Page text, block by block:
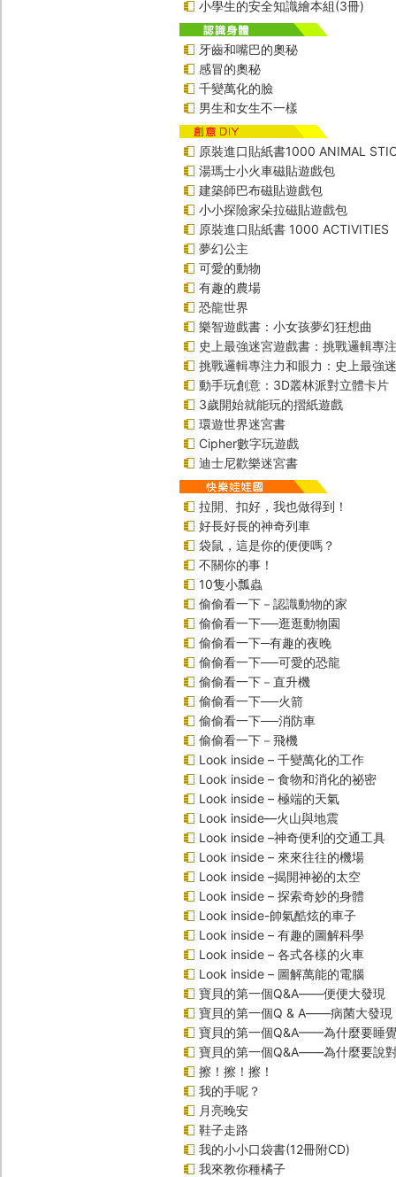
小學生的安全知識繪本組(3冊)
牙齒和嘴巴的奧秘
感冒的奧秘
千變萬化的臉
男生和女生不一樣
原裝進口貼紙書1000 ANIMAL
湯瑪士小火車磁貼遊戲包
建築師巴布磁貼遊戲包
小小探險家朵拉磁貼遊戲包
原裝進口貼紙書 1000 ACTIVITIES
夢幻公主
可愛的動物
有趣的農場
恐龍世界
樂智遊戲書：小女孩夢幻狂想曲
史上最強迷宮遊戲書：挑戰邏輯專
挑戰邏輯專注力和眼力：史上最強
動手玩創意：3D叢林派對立體卡片
3歲開始就能玩的摺紙遊戲
環遊世界迷宮書
Cipher數字玩遊戲
迪士尼歡樂迷宮書
拉開、扣好，我也做得到！
好長好長的神奇列車
袋鼠，這是你的便便嗎？
不關你的事！
10隻小瓢蟲
偷偷看一下－認識動物的家
偷偷看一下──逛逛動物園
偷偷看一下─有趣的夜晚
偷偷看一下──可愛的恐龍
偷偷看一下－直升機
偷偷看一下──火箭
偷偷看一下──消防車
偷偷看一下－飛機
Look inside – 千變萬化的工作
Look inside – 食物和消化的祕密
Look inside – 極端的天氣
Look inside—火山與地震
Look inside –神奇便利的交通工具
Look inside – 來來往往的機場
Look inside –揭開神祕的太空
Look inside – 探索奇妙的身體
Look inside-帥氣酷炫的車子
Look inside – 有趣的圖解科學
Look inside – 各式各樣的火車
Look inside – 圖解萬能的電腦
寶貝的第一個Q&A――便便大發現
寶貝的第一個Q & A――病菌大發現
寶貝的第一個Q&A——為什麼要睡
寶貝的第一個Q&A――為什麼要說
擦！擦！擦！
我的手呢？
月亮晚安
鞋子走路
我的小小口袋書(12冊附CD)
我來教你種橘子